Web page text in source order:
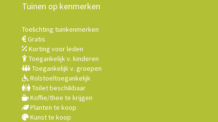
Tuinen op kenmerken
Toelichting tuinkenmerken
Gratis
Korting voor leden
Toegankelijk v. kinderen
Toegankelijk v. groepen
Rolstoeltoegankelijk
Toilet beschikbaar
Koffie/thee te krijgen
Planten te koop
Kunst te koop